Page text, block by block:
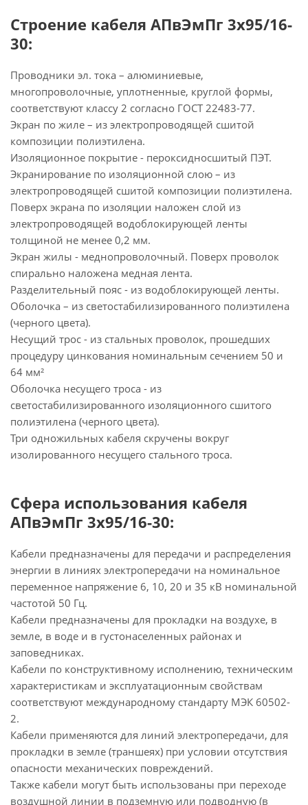
Строение кабеля АПвЭмПг 3х95/16-
30:
Проводники эл. тока – алюминиевые,
многопроволочные, уплотненные, круглой формы,
соответствуют классу 2 согласно ГОСТ 22483-77.
Экран по жиле – из электропроводящей сшитой
композиции полиэтилена.
Изоляционное покрытие - пероксидносшитый ПЭТ.
Экранирование по изоляционной слою – из
электропроводящей сшитой композиции полиэтилена.
Поверх экрана по изоляции наложен слой из
электропроводящей водоблокирующей ленты
толщиной не менее 0,2 мм.
Экран жилы - меднопроволочный. Поверх проволок
спирально наложена медная лента.
Разделительный пояс - из водоблокирующей ленты.
Оболочка – из светостабилизированного полиэтилена
(черного цвета).
Несущий трос - из стальных проволок, прошедших
процедуру цинкования номинальным сечением 50 и
64 мм²
Оболочка несущего троса - из
светостабилизированного изоляционного сшитого
полиэтилена (черного цвета).
Три одножильных кабеля скручены вокруг
изолированного несущего стального троса.
Сфера использования кабеля
АПвЭмПг 3х95/16-30:
Кабели предназначены для передачи и распределения
энергии в линиях электропередачи на номинальное
переменное напряжение 6, 10, 20 и 35 кВ номинальной
частотой 50 Гц.
Кабели предназначены для прокладки на воздухе, в
земле, в воде и в густонаселенных районах и
заповедниках.
Кабели по конструктивному исполнению, техническим
характеристикам и эксплуатационным свойствам
соответствуют международному стандарту МЭК 60502-
2.
Кабели применяются для линий электропередачи, для
прокладки в земле (траншеях) при условии отсутствия
опасности механических повреждений.
Также кабели могут быть использованы при переходе
воздушной линии в подземную или подводную (в